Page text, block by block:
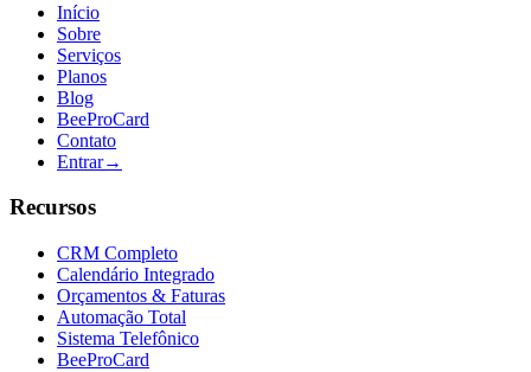
Início
Sobre
Serviços
Planos
Blog
BeeProCard
Contato
Entrar→
Recursos
CRM Completo
Calendário Integrado
Orçamentos & Faturas
Automação Total
Sistema Telefônico
BeeProCard